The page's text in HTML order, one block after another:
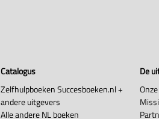
Catalogus
Zelfhulpboeken Succesboeken.nl +
andere uitgevers
Alle andere NL boeken
De